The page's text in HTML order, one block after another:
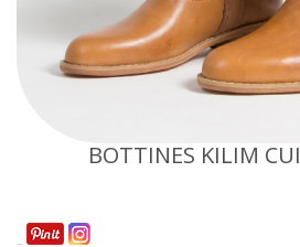
BOTTINES KILIM